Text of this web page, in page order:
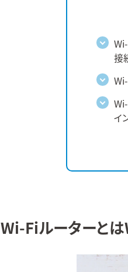
接
イ
Wi-Fiルーターと